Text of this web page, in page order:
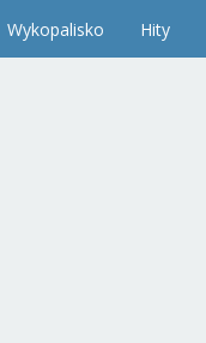
Wykopalisko Hity